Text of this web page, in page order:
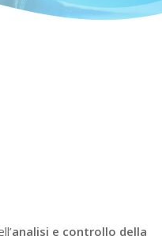
analisi e controllo della